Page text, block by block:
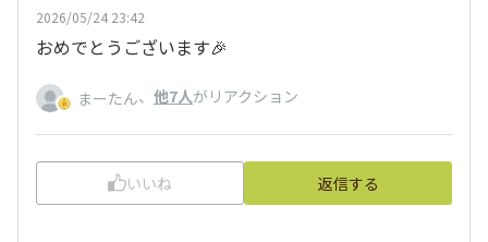
2026/05/24 23:42
おめでとうございます🎉
まーたん、 他7人がリアクション
いいね 返信する